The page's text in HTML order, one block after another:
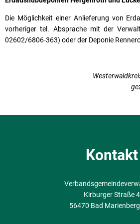
Die Möglichkeit einer Anlieferung von
vorheriger tel. Absprache mit der
02602/6806-363) oder der Deponie
Kontakt
Kirburger Straße 4
56470 Bad Marienberg